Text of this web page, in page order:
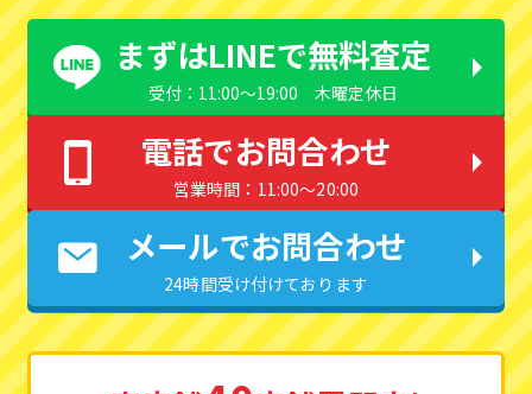
まずはLINEで無料査定
受付：11:00〜19:00 木曜定休日
電話でお問合わせ
営業時間：11:00〜20:00
メールでお問合わせ
24時間受け付けております